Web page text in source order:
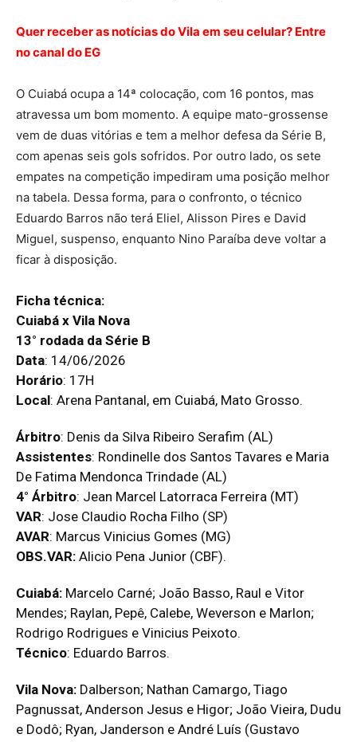
Quer receber as notícias do Vila em seu celular? Entre
no canal do EG
O Cuiabá ocupa a 14ª colocação, com 16 pontos, mas
atravessa um bom momento. A equipe mato-grossense
vem de duas vitórias e tem a melhor defesa da Série B,
com apenas seis gols sofridos. Por outro lado, os sete
empates na competição impediram uma posição melhor
na tabela. Dessa forma, para o confronto, o técnico
Eduardo Barros não terá Eliel, Alisson Pires e David
Miguel, suspenso, enquanto Nino Paraíba deve voltar a
ficar à disposição.
Ficha técnica:
Cuiabá x Vila Nova
13° rodada da Série B
Data: 14/06/2026
Horário: 17H
Local: Arena Pantanal, em Cuiabá, Mato Grosso.
Árbitro: Denis da Silva Ribeiro Serafim (AL)
Assistentes: Rondinelle dos Santos Tavares e Maria
De Fatima Mendonca Trindade (AL)
4° Árbitro: Jean Marcel Latorraca Ferreira (MT)
VAR: Jose Claudio Rocha Filho (SP)
AVAR: Marcus Vinicius Gomes (MG)
OBS.VAR: Alicio Pena Junior (CBF).
Cuiabá: Marcelo Carné; João Basso, Raul e Vitor
Mendes; Raylan, Pepê, Calebe, Weverson e Marlon;
Rodrigo Rodrigues e Vinicius Peixoto.
Técnico: Eduardo Barros.
Vila Nova: Dalberson; Nathan Camargo, Tiago
Pagnussat, Anderson Jesus e Higor; João Vieira, Dudu
e Dodô; Ryan, Janderson e André Luís (Gustavo